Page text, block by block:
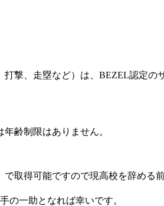
撃、走塁など）は、BEZEL認定の
齢制限はありません。
で取得可能ですので現高校を辞める
の一助となれば幸いです。